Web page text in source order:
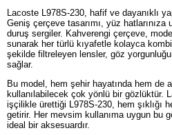
Lacoste L978S-230, hafif ve dayanıklı
Geniş çerçeve tasarımı, yüz
duruş sergiler. Kahverengi çerçeve,
sunarak her türlü kıyafetle kolayca
şekilde filtreleyen lensler, göz
sağlar.
Bu model, hem şehir hayatında hem de
kullanılabilecek çok yönlü bir gözlüktür.
işçilikle ürettiği L978S-230, hem şıklığı
getirir. Her mevsim kullanıma uygun bu
ideal bir aksesuardır.